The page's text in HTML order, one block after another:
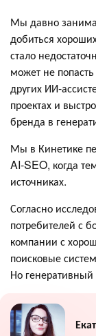
Мы давно
добиться
стало
может не
других ИИ-
проектах и
бренда в
Мы в Кинетике
AI‑SEO, когда
источниках.
Согласно
потребителей с
компании с
поисковые
Но